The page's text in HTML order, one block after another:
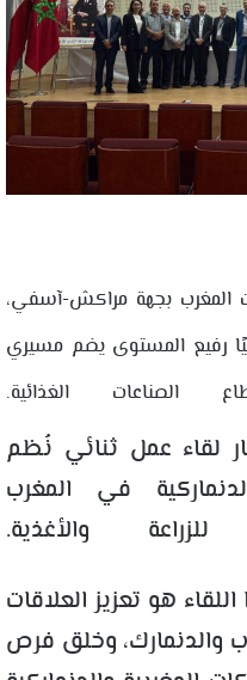
المغرب بجهة مراكش-آسفي،
رفيع المستوى يضم مسيري
الغذائية.
لقاء عمل ثنائي نُظم
في المغرب
والأغذية.
هو تعزيز العلاقات
والدنمارك، وخلق فرص